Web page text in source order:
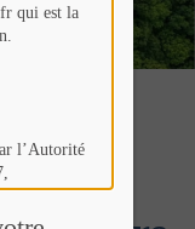
qui est la
l’Autorité
au capital